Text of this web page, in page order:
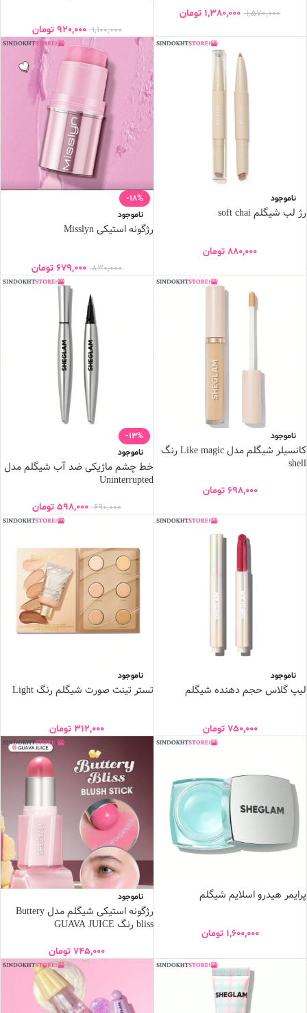
1,570,000
1,380,000 تومان
1,100,000
920,000 تومان
ناموجود
رژ لب شیگلم soft chai
880,000 تومان
-18%
ناموجود
رژگونه استیکی Misslyn
830,000
679,000 تومان
ناموجود
کانسیلر شیگلم مدل Like magic رنگ
shell
698,000 تومان
-13%
ناموجود
خط چشم ماژیکی ضد آب شیگلم مدل
Uninterrupted
690,000
598,000 تومان
ناموجود
لیپ گلاس حجم دهنده شیگلم
750,000 تومان
ناموجود
تستر تینت صورت شیگلم رنگ Light
312,000 تومان
پرایمر هیدرو اسلایم شیگلم
1,600,000 تومان
ناموجود
رژگونه استیکی شیگلم مدل Buttery
bliss رنگ GUAVA JUICE
745,000 تومان